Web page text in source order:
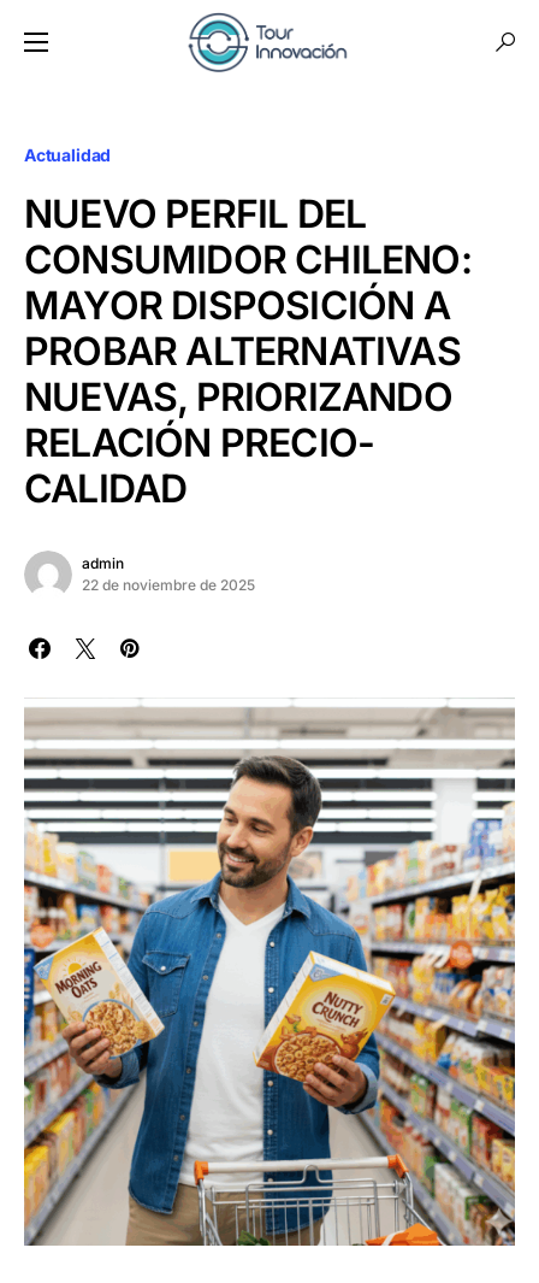
Actualidad
NUEVO PERFIL DEL
CONSUMIDOR CHILENO:
MAYOR DISPOSICIÓN A
PROBAR ALTERNATIVAS
NUEVAS, PRIORIZANDO
RELACIÓN PRECIO-
CALIDAD
admin
22 de noviembre de 2025